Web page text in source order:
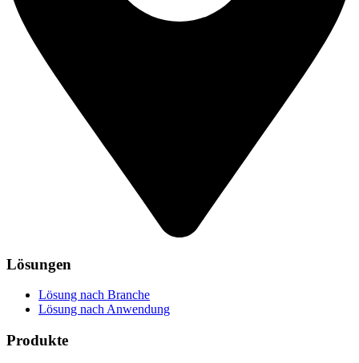
Lösungen
Lösung nach Branche
Lösung nach Anwendung
Produkte